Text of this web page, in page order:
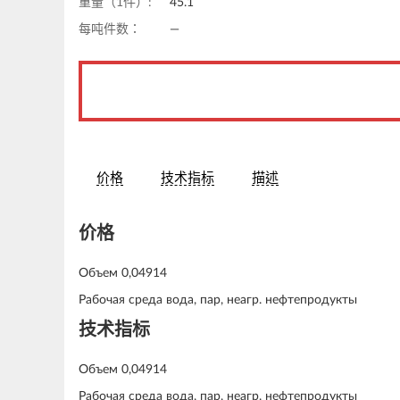
重量（1件）: 45.1
每吨件数： —
价格 技术指标 描述
价格
Объем 0,04914
Рабочая среда вода, пар, неагр. нефтепродукты
技术指标
Объем 0,04914
Рабочая среда вода, пар, неагр. нефтепродукты